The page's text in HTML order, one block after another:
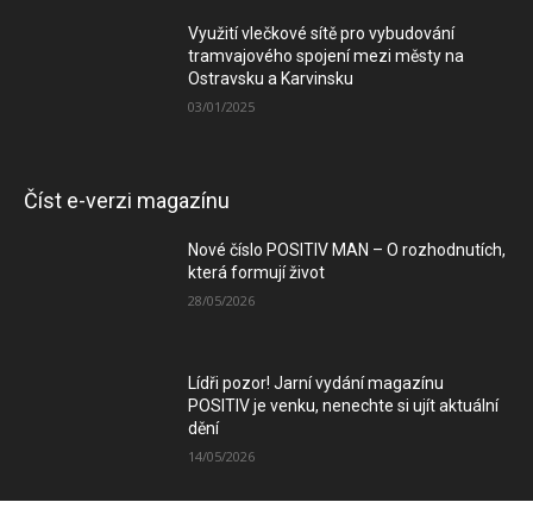
Využití vlečkové sítě pro vybudování
tramvajového spojení mezi městy na
Ostravsku a Karvinsku
03/01/2025
Číst e-verzi magazínu
Nové číslo POSITIV MAN – O rozhodnutích,
která formují život
28/05/2026
Lídři pozor! Jarní vydání magazínu
POSITIV je venku, nenechte si ujít aktuální
dění
14/05/2026